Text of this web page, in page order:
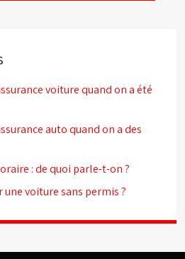
voiture quand on a été
auto quand on a des
: de quoi parle-t-on ?
voiture sans permis ?